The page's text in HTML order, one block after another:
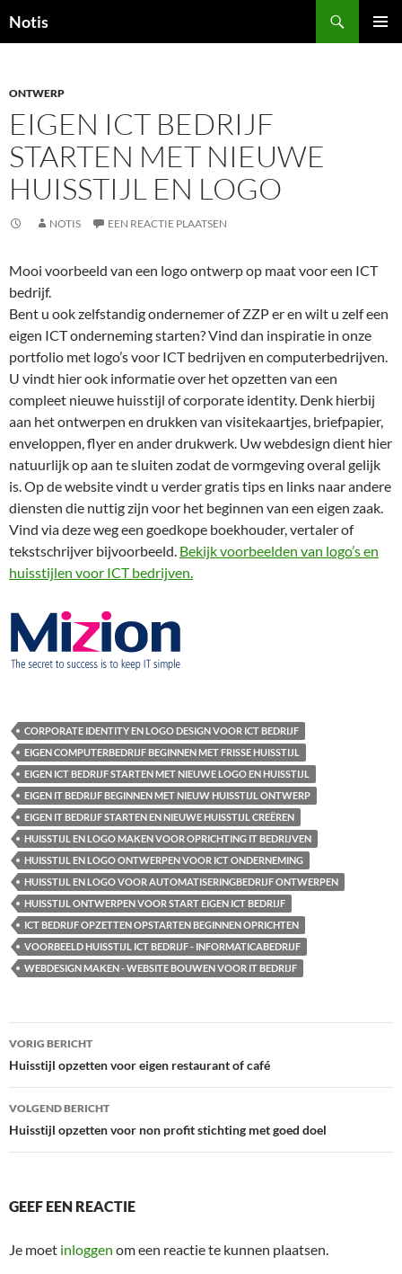
Notis
INHOUD
ONTWERP
EIGEN ICT BEDRIJF
STARTEN MET NIEUWE
HUISSTIJL EN LOGO
NOTIS EEN REACTIE PLAATSEN
Mooi voorbeeld van een logo ontwerp op maat voor een ICT
bedrijf.
Bent u ook zelfstandig ondernemer of ZZP er en wilt u zelf een
eigen ICT onderneming starten? Vind dan inspiratie in onze
portfolio met logo’s voor ICT bedrijven en computerbedrijven.
U vindt hier ook informatie over het opzetten van een
compleet nieuwe huisstijl of corporate identity. Denk hierbij
aan het ontwerpen en drukken van visitekaartjes, briefpapier,
enveloppen, flyer en ander drukwerk. Uw webdesign dient hier
natuurlijk op aan te sluiten zodat de vormgeving overal gelijk
is. Op de website vindt u verder gratis tips en links naar andere
diensten die nuttig zijn voor het beginnen van een eigen zaak.
Vind via deze weg een goedkope boekhouder, vertaler of
tekstschrijver bijvoorbeeld. Bekijk voorbeelden van logo’s en
huisstijlen voor ICT bedrijven.
CORPORATE IDENTITY EN LOGO DESIGN VOOR ICT BEDRIJF
EIGEN COMPUTERBEDRIJF BEGINNEN MET FRISSE HUISSTIJL
EIGEN ICT BEDRIJF STARTEN MET NIEUWE LOGO EN HUISSTIJL
EIGEN IT BEDRIJF BEGINNEN MET NIEUW HUISSTIJL ONTWERP
EIGEN IT BEDRIJF STARTEN EN NIEUWE HUISSTIJL CREËREN
HUISSTIJL EN LOGO MAKEN VOOR OPRICHTING IT BEDRIJVEN
HUISSTIJL EN LOGO ONTWERPEN VOOR ICT ONDERNEMING
HUISSTIJL EN LOGO VOOR AUTOMATISERINGBEDRIJF ONTWERPEN
HUISSTIJL ONTWERPEN VOOR START EIGEN ICT BEDRIJF
ICT BEDRIJF OPZETTEN OPSTARTEN BEGINNEN OPRICHTEN
VOORBEELD HUISSTIJL ICT BEDRIJF - INFORMATICABEDRIJF
WEBDESIGN MAKEN - WEBSITE BOUWEN VOOR IT BEDRIJF
Bericht
navigatie
VORIG BERICHT
Huisstijl opzetten voor eigen restaurant of café
VOLGEND BERICHT
Huisstijl opzetten voor non profit stichting met goed doel
GEEF EEN REACTIE
Je moet inloggen om een reactie te kunnen plaatsen.